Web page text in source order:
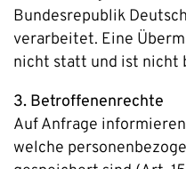
Bundesrepublik
verarbeitet. Eine
nicht statt und ist nicht
3. Betroffenenrechte
Auf Anfrage
welche